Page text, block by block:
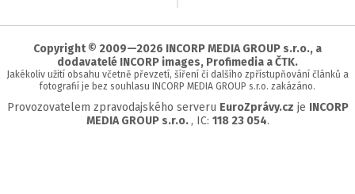
stránky
Copyright © 2009—2026 INCORP MEDIA GROUP s.r.o., a
dodavatelé INCORP images, Profimedia a ČTK.
Jakékoliv užití obsahu včetně převzetí, šíření či dalšího zpřístupňování článků a
fotografií je bez souhlasu INCORP MEDIA GROUP s.r.o. zakázáno.
Provozovatelem zpravodajského serveru EuroZprávy.cz je INCORP
MEDIA GROUP s.r.o. , IC: 118 23 054.